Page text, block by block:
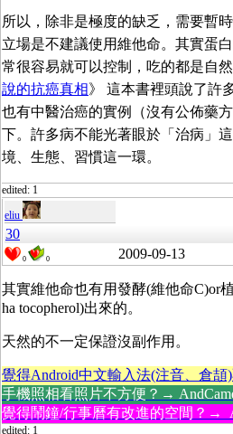
所以，除非是極度的缺乏，需要暫
立場是不建議使用維他命。其實蛋
常很容易就可以控制，吃的都是自
說的抗癌真相》 這本書裡頭說了許
也有中醫治癌的實例（沒有公佈藥
下。許多病不能光著眼於「治病」
境、生態、習慣這一環。
edited: 1
eliu
30
0 0 2009-09-13
其實維他命也有用發酵(維他命C)or
ha tocopherol)出來的。
天然的不一定保證沒副作用。
覺得Android中文輸入法(注音、倉
手機照相看照片不方便？→
覺得鬧鐘/行事曆有改進的空間？→
edited: 1